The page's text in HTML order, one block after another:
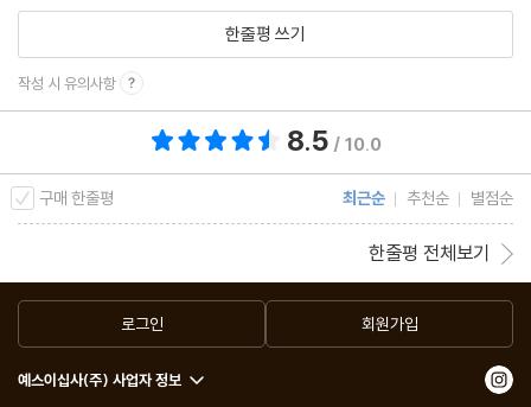
한줄평 쓰기
작성 시 유의사항
8.5 / 10.0
구매 한줄평 최근순 추천순 별점순
한줄평 전체보기
로그인 회원가입
예스이십사(주) 사업자 정보